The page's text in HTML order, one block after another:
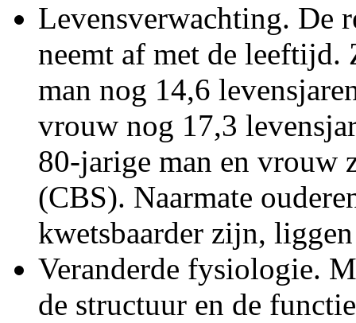
Levensverwachting. De
neemt af met de leeftijd.
man nog 14,6
vrouw nog 17,3
80-jarige man en vrouw
(CBS). Naarmate
kwetsbaarder zijn,
Veranderde fysiologie.
de structuur en de